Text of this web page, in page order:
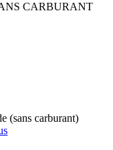
CARBURANT
(sans carburant)